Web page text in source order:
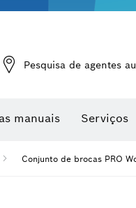
Pesquisa de agentes
manuais Serviços
Conjunto de brocas PRO